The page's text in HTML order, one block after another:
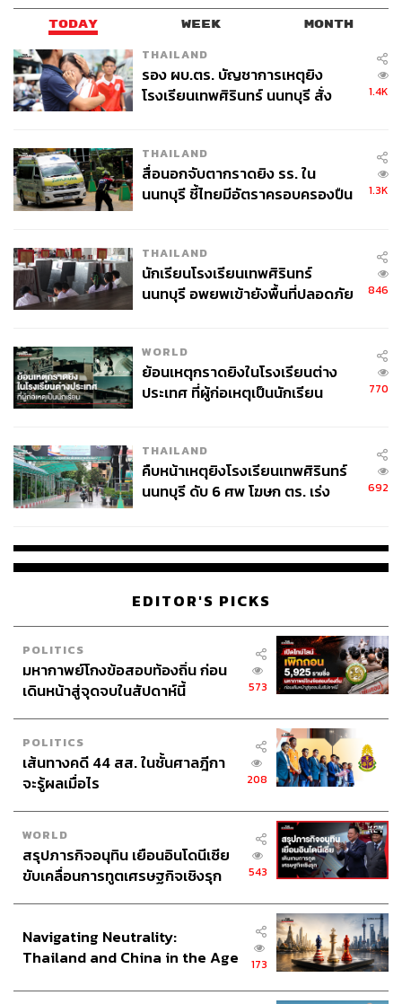
High-Street Heritage: ลุคเท่ ๆ ในวันหาแรง
บันดาลใจ
บางวันที่แค่อยากออกไปเดินเล่นแบบไม่มีแพลน แวะคาเฟ่
ใหม่ ๆ หรือเดินหาแรงบันดาลใจในย่านที่ไม่คุ้นเคย ลุค
แค่หยิบU Crew Neck T-Shirtเสื้อยืดคอกลมดีไซน์คลาสสิ
กมาแมตช์กับกางเกงยีนส์ขาสั้น ทรงหลวมที่ให้กลิ่นอายวิน
เทจผสมความสตรีท ทำให้ลุคที่ดูเรียบง่ายแต่ยังดูเท่และใส่ได้
จริงในชีวิตประจำวัน ด้วยเสื้อที่ทำจากผ้าคอตตอนคุณภาพ
และมีสไตล์ ส่วนกางเกงยีนส์ขาสั้น ก็คล่องตัวพร้อมทุก
casual gathering ที่ไม่ได้วางแผนล่วงหน้า
How to Match:
ลุคนี้นำไปเล่นกับ layer ได้สนุก เพียงนำ
Overshirt หรือ Shirt ทับเพื่อเพิ่มความ street ให้ชัดขึ้น ถ้า
อยากให้ทุกอย่างดู casual และคล่องตัว Sneakers คือคำตอบ
TODAY WEEK MONTH
THAILAND
รอง ผบ.ตร. บัญชาการเหตุยิง
โรงเรียนเทพศิรินทร์ นนทบุรี สั่ง
1.4K
THAILAND
สื่อนอกจับตากราดยิง รร. ใน
นนทบุรี ชี้ไทยมีอัตราครอบครองปืน
1.3K
THAILAND
นักเรียนโรงเรียนเทพศิรินทร์
นนทบุรี อพยพเข้ายังพื้นที่ปลอดภัย
846
WORLD
ย้อนเหตุกราดยิงในโรงเรียนต่าง
ประเทศ ที่ผู้ก่อเหตุเป็นนักเรียน
770
THAILAND
คืบหน้าเหตุยิงโรงเรียนเทพศิรินทร์
นนทบุรี ดับ 6 ศพ โฆษก ตร. เร่ง
692
EDITOR'S PICKS
POLITICS
มหากาพย์โกงข้อสอบท้องถิ่น ก่อน
เดินหน้าสู่จุดจบในสัปดาห์นี้
573
POLITICS
เส้นทางคดี 44 สส. ในชั้นศาลฎีกา
จะรู้ผลเมื่อไร
208
WORLD
สรุปภารกิจอนุทิน เยือนอินโดนีเซีย
ขับเคลื่อนการทูตเศรษฐกิจเชิงรุก
543
Navigating Neutrality:
Thailand and China in the Age
173